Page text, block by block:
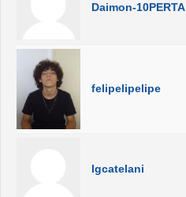
Daimon-10PERTA
felipelipelipe
lgcatelani